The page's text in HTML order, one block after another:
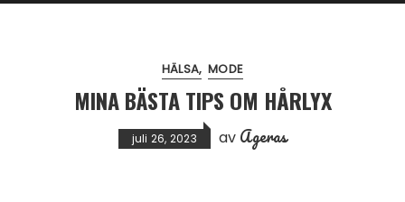
HÄLSA MODE
MINA BÄSTA TIPS OM HÅRLYX
juli 26, 2023 av Ageras